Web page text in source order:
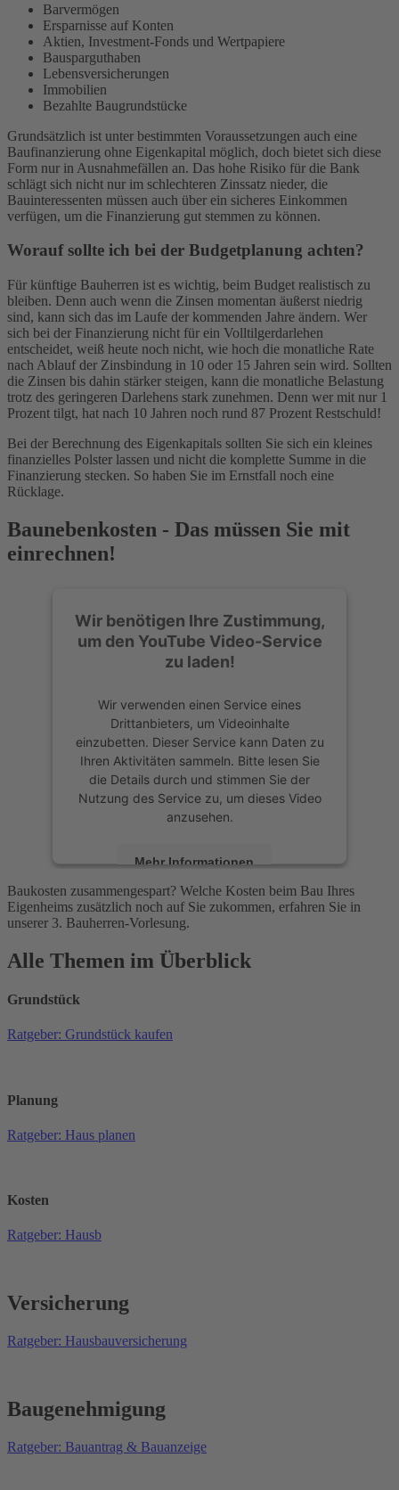
Barvermögen
Ersparnisse auf Konten
Aktien, Investment-Fonds und Wertpapiere
Bausparguthaben
Lebensversicherungen
Immobilien
Bezahlte Baugrundstücke
Grundsätzlich ist unter bestimmten Voraussetzungen auch eine
Baufinanzierung ohne Eigenkapital möglich, doch bietet sich diese
Form nur in Ausnahmefällen an. Das hohe Risiko für die Bank
schlägt sich nicht nur im schlechteren Zinssatz nieder, die
Bauinteressenten müssen auch über ein sicheres Einkommen
verfügen, um die Finanzierung gut stemmen zu können.
Worauf sollte ich bei der Budgetplanung achten?
Für künftige Bauherren ist es wichtig, beim Budget realistisch zu
bleiben. Denn auch wenn die Zinsen momentan äußerst niedrig
sind, kann sich das im Laufe der kommenden Jahre ändern. Wer
sich bei der Finanzierung nicht für ein Volltilgerdarlehen
entscheidet, weiß heute noch nicht, wie hoch die monatliche Rate
nach Ablauf der Zinsbindung in 10 oder 15 Jahren sein wird. Sollten
die Zinsen bis dahin stärker steigen, kann die monatliche Belastung
trotz des geringeren Darlehens stark zunehmen. Denn wer mit nur 1
Prozent tilgt, hat nach 10 Jahren noch rund 87 Prozent Restschuld!
Bei der Berechnung des Eigenkapitals sollten Sie sich ein kleines
finanzielles Polster lassen und nicht die komplette Summe in die
Finanzierung stecken. So haben Sie im Ernstfall noch eine
Rücklage.
Baunebenkosten - Das müssen Sie mit
einrechnen!
Wir benötigen Ihre Zustimmung,
um den YouTube Video-Service
zu laden!
Wir verwenden einen Service eines
Drittanbieters, um Videoinhalte
einzubetten. Dieser Service kann Daten zu
Ihren Aktivitäten sammeln. Bitte lesen Sie
die Details durch und stimmen Sie der
Nutzung des Service zu, um dieses Video
anzusehen.
Mehr Informationen
Akzeptieren
Management Platform
Baukosten zusammengespart? Welche Kosten beim Bau Ihres
Eigenheims zusätzlich noch auf Sie zukommen, erfahren Sie in
unserer 3. Bauherren-Vorlesung.
Alle Themen im Überblick
Grundstück
Ratgeber: Grundstück kaufen
Planung
Ratgeber: Haus planen
Kosten
Ratgeber: Hausb
Versicherung
Ratgeber: Hausbauversicherung
Baugenehmigung
Ratgeber: Bauantrag & Bauanzeige